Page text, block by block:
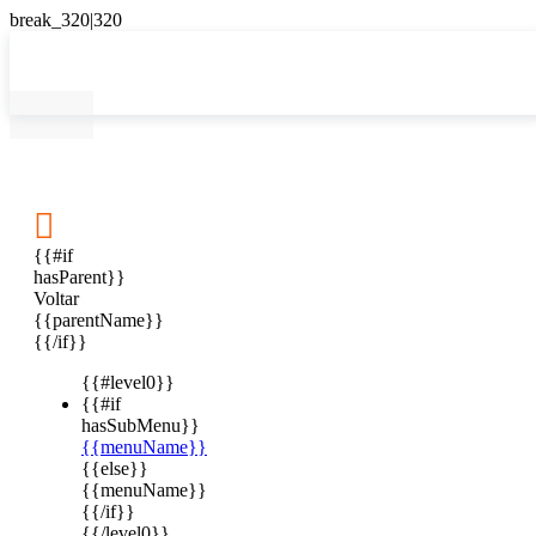

{{#if
hasParent}}
Voltar
{{parentName}}
{{/if}}
{{#level0}}
{{#if
hasSubMenu}}
{{menuName}}
{{else}}
{{menuName}}
{{/if}}